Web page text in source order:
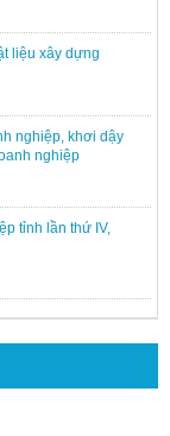
liệu xây dựng
nghiệp, khơi dậy
nghiệp
tỉnh lần thứ IV,